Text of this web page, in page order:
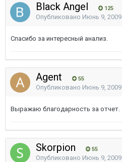
Black Angel 125
Опубликовано Июнь 9, 2009
Спасибо за интересный анализ.
Agent 55
Опубликовано Июнь 9, 2009
Выражаю благодарность за отчет.
Skorpion 55
Опубликовано Июнь 9, 2009